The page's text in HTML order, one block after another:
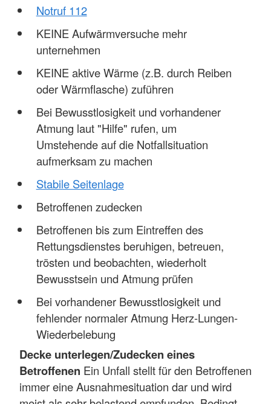
Notruf 112
KEINE Aufwärmversuche mehr
unternehmen
KEINE aktive Wärme (z.B. durch Reiben
oder Wärmflasche) zuführen
Bei Bewusstlosigkeit und vorhandener
Atmung laut "Hilfe" rufen, um
Umstehende auf die Notfallsituation
aufmerksam zu machen
Stabile Seitenlage
Betroffenen zudecken
Betroffenen bis zum Eintreffen des
Rettungsdienstes beruhigen, betreuen,
trösten und beobachten, wiederholt
Bewusstsein und Atmung prüfen
Bei vorhandener Bewusstlosigkeit und
fehlender normaler Atmung Herz-Lungen-
Wiederbelebung
Decke unterlegen/Zudecken eines
Betroffenen Ein Unfall stellt für den Betroffenen
immer eine Ausnahmesituation dar und wird